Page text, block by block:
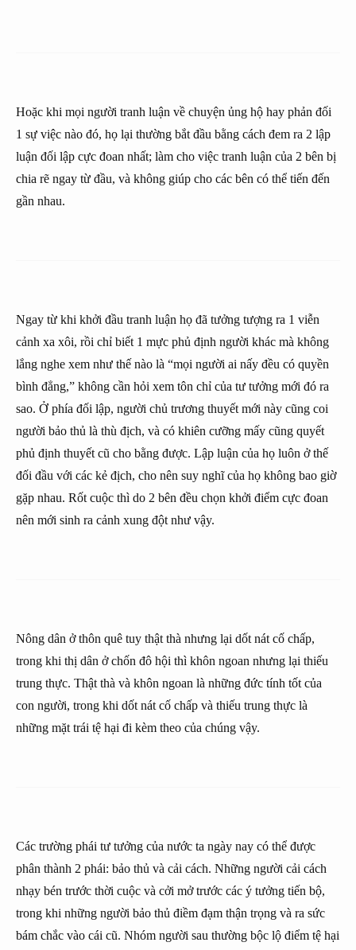
Hoặc khi mọi người tranh luận về chuyện ủng hộ hay phản đối
1 sự việc nào đó, họ lại thường bắt đầu bằng cách đem ra 2 lập
luận đối lập cực đoan nhất; làm cho việc tranh luận của 2 bên bị
chia rẽ ngay từ đầu, và không giúp cho các bên có thể tiến đến
gần nhau.
Ngay từ khi khởi đầu tranh luận họ đã tưởng tượng ra 1 viễn
cảnh xa xôi, rồi chỉ biết 1 mực phủ định người khác mà không
lắng nghe xem như thế nào là “mọi người ai nấy đều có quyền
bình đẳng,” không cần hỏi xem tôn chỉ của tư tưởng mới đó ra
sao. Ở phía đối lập, người chủ trương thuyết mới này cũng coi
người bảo thủ là thù địch, và có khiên cưỡng mấy cũng quyết
phủ định thuyết cũ cho bằng được. Lập luận của họ luôn ở thế
đối đầu với các kẻ địch, cho nên suy nghĩ của họ không bao giờ
gặp nhau. Rốt cuộc thì do 2 bên đều chọn khởi điểm cực đoan
nên mới sinh ra cảnh xung đột như vậy.
Nông dân ở thôn quê tuy thật thà nhưng lại dốt nát cố chấp,
trong khi thị dân ở chốn đô hội thì khôn ngoan nhưng lại thiếu
trung thực. Thật thà và khôn ngoan là những đức tính tốt của
con người, trong khi dốt nát cố chấp và thiếu trung thực là
những mặt trái tệ hại đi kèm theo của chúng vậy.
Các trường phái tư tưởng của nước ta ngày nay có thể được
phân thành 2 phái: bảo thủ và cải cách. Những người cải cách
nhạy bén trước thời cuộc và cởi mở trước các ý tưởng tiến bộ,
trong khi những người bảo thủ điềm đạm thận trọng và ra sức
bám chắc vào cái cũ. Nhóm người sau thường bộc lộ điểm tệ hại